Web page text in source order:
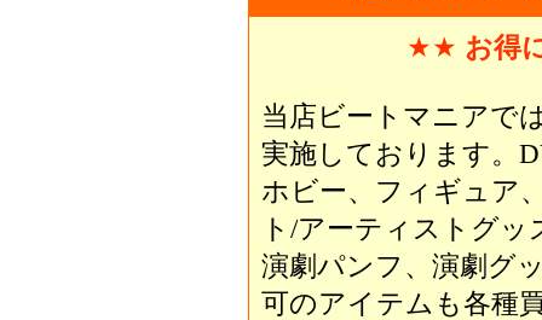
★★ お得
当店ビートマニアで
実施しております。
ホビー、フィギュア
ト/アーティストグッ
演劇パンフ、演劇グ
可のアイテムも各種